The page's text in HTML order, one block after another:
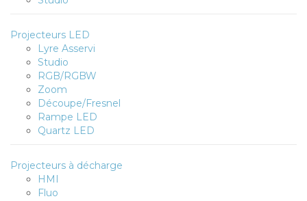
Projecteurs LED
Lyre Asservi
Studio
RGB/RGBW
Zoom
Découpe/Fresnel
Rampe LED
Quartz LED
Projecteurs à décharge
HMI
Fluo